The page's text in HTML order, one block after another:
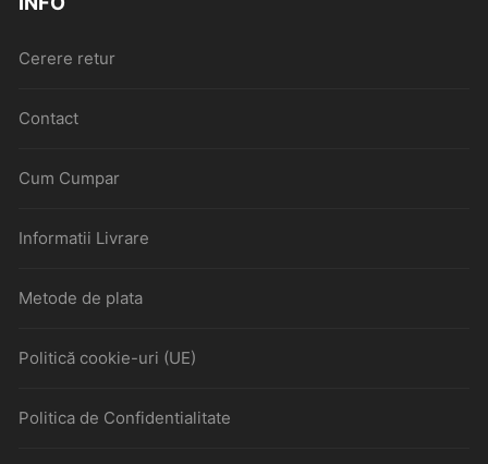
Cerere retur
Contact
Cum Cumpar
Informatii Livrare
Metode de plata
Politică cookie-uri (UE)
Politica de Confidentialitate